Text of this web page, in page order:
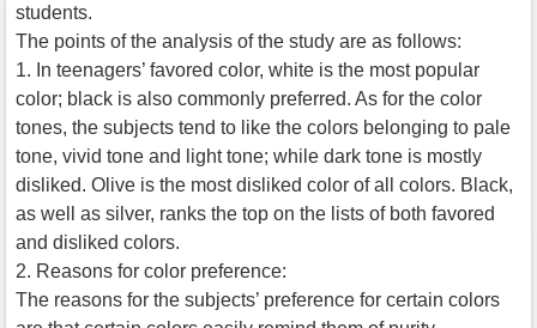
students.
The points of the analysis of the study are as follows:
1. In teenagers’ favored color, white is the most popular
color; black is also commonly preferred. As for the color
tones, the subjects tend to like the colors belonging to pale
tone, vivid tone and light tone; while dark tone is mostly
disliked. Olive is the most disliked color of all colors. Black,
as well as silver, ranks the top on the lists of both favored
and disliked colors.
2. Reasons for color preference:
The reasons for the subjects’ preference for certain colors